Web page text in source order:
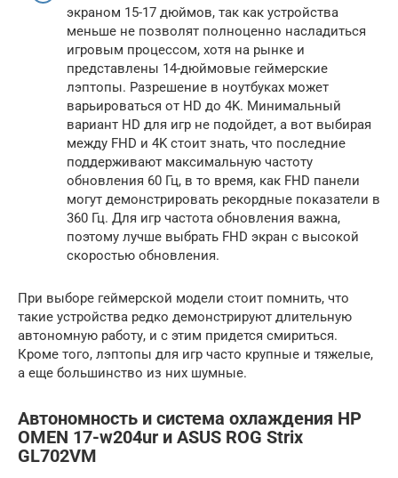
экраном 15-17 дюймов, так как устройства
меньше не позволят полноценно насладиться
игровым процессом, хотя на рынке и
представлены 14-дюймовые геймерские
лэптопы. Разрешение в ноутбуках может
варьироваться от HD до 4K. Минимальный
вариант HD для игр не подойдет, а вот выбирая
между FHD и 4K стоит знать, что последние
поддерживают максимальную частоту
обновления 60 Гц, в то время, как FHD панели
могут демонстрировать рекордные показатели в
360 Гц. Для игр частота обновления важна,
поэтому лучше выбрать FHD экран с высокой
скоростью обновления.
При выборе геймерской модели стоит помнить, что
такие устройства редко демонстрируют длительную
автономную работу, и с этим придется смириться.
Кроме того, лэптопы для игр часто крупные и тяжелые,
а еще большинство из них шумные.
Автономность и система охлаждения HP
OMEN 17-w204ur и ASUS ROG Strix
GL702VM